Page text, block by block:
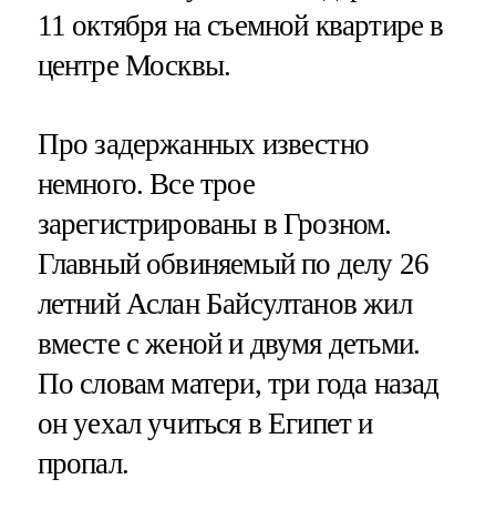
11 октября на съемной квартире в
центре Москвы.
Про задержанных известно
немного. Все трое
зарегистрированы в Грозном.
Главный обвиняемый по делу 26
летний Аслан Байсултанов жил
вместе с женой и двумя детьми.
По словам матери, три года назад
он уехал учиться в Египет и
пропал.